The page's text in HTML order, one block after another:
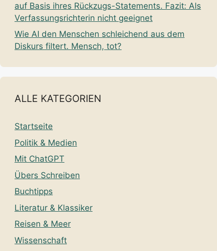
auf Basis ihres Rückzugs-Statements. Fazit: Als
Verfassungsrichterin nicht geeignet
Wie AI den Menschen schleichend aus dem
Diskurs filtert. Mensch, tot?
ALLE KATEGORIEN
Startseite
Politik & Medien
Mit ChatGPT
Übers Schreiben
Buchtipps
Literatur & Klassiker
Reisen & Meer
Wissenschaft